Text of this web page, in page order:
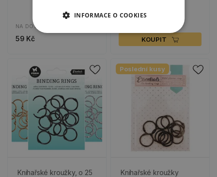
NA DOTAZ
59 Kč
SKLADEM
KOUPIT
Knihařské kroužky, o 25
Poslední kusy
Knihařské kroužky
INFORMACE O COOKIES